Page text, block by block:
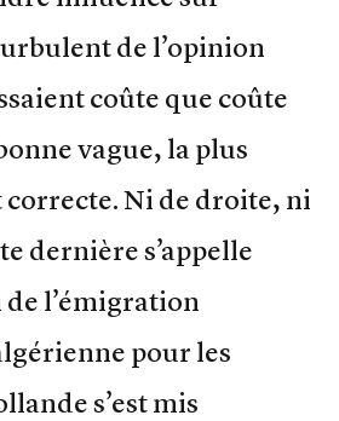
de l’opinion
coûte que coûte
vague, la plus
Ni de droite, ni
dernière s’appelle
l’émigration
pour les
s’est mis